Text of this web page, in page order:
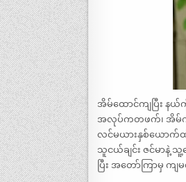
အိမ်ထောင်ကျပြီး နယ်
အလုပ်ကတဖက်၊ အိမ်က လ
လင်မယားနှစ်ယောက်ထဲ
သူငယ်ချင်း ဇင်မာနဲ့
ပြီး အတော်ကြာမှ က